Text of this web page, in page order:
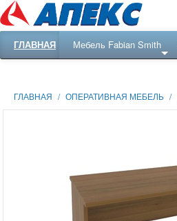
ГЛАВНАЯ Мебель Fabian Smith
ГЛАВНАЯ / ОПЕРАТИВНАЯ МЕБЕЛЬ /